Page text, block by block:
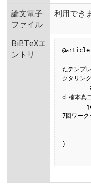
論文電子
ファイル
利用でき
BiBTeXエ
ントリ
たテンプ
クタリン
d 楠本真
7回ワー
}